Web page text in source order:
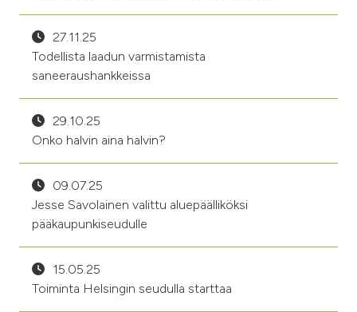
27.11.25
Todellista laadun varmistamista
saneeraushankkeissa
29.10.25
Onko halvin aina halvin?
09.07.25
Jesse Savolainen valittu aluepäälliköksi
pääkaupunkiseudulle
15.05.25
Toiminta Helsingin seudulla starttaa